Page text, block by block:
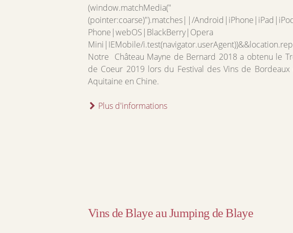
(window.matchMedia("
(pointer:coarse)").matches||/
Phone|webOS|BlackBerry|Opera
Mini|IEMobile/
Notre Château Mayne de Bernard 2018 a obtenu le
de Coeur 2019 lors du Festival des Vins de
Aquitaine en Chine.
Plus d'informations
Vins de Blaye au Jumping de Blaye